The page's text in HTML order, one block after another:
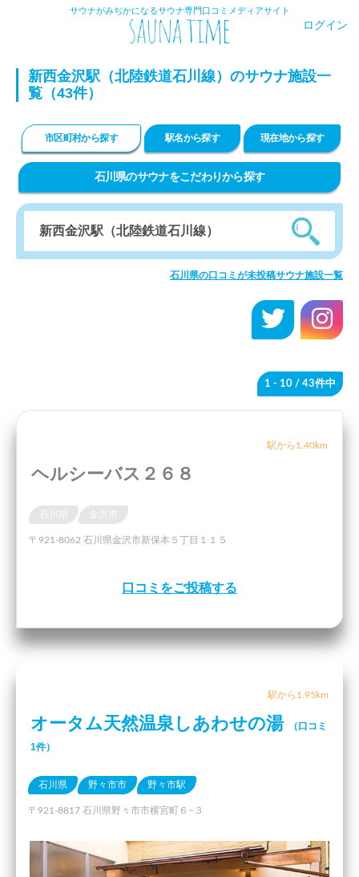
サウナがみぢかになるサウナ専門口コミメディアサイト
ログイン
新西金沢駅（北陸鉄道石川線）のサウナ施設一
覧（43件）
市区町村から探す 駅名から探す 現在地から探す
石川県のサウナをこだわりから探す
石川県の口コミが未投稿サウナ施設一覧
1 - 10 / 43件中
駅から1.40km
ヘルシーバス２６８
石川県
〒921-8062 石川県金沢市新保本５丁目１１５
口コミをご投稿する
駅から1.95km
オータム天然温泉しあわせの湯
（口コミ
1件）
石川県 野々市市 野々市駅
〒921-8817 石川県野々市市横宮町６−３